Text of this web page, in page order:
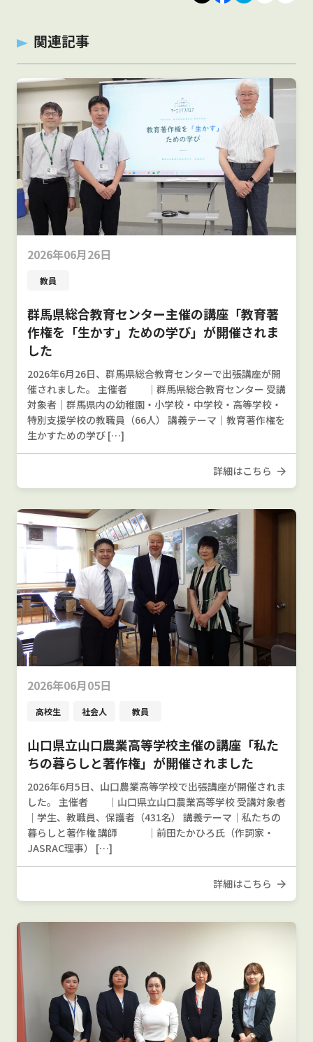
関連記事
2026年06月26日
教員
群馬県総合教育センター主催の講座「教育著
作権を「生かす」ための学び」が開催されま
した
2026年6月26日、群馬県総合教育センターで出張講座が開
催されました。 主催者 ｜群馬県総合教育センター 受講
対象者｜群馬県内の幼稚園・小学校・中学校・高等学校・
特別支援学校の教職員（66人） 講義テーマ｜教育著作権を
生かすための学び […]
詳細はこちら
2026年06月05日
高校生 社会人 教員
山口県立山口農業高等学校主催の講座「私た
ちの暮らしと著作権」が開催されました
2026年6月5日、山口農業高等学校で出張講座が開催されま
した。 主催者 ｜山口県立山口農業高等学校 受講対象者
｜学生、教職員、保護者（431名） 講義テーマ｜私たちの
暮らしと著作権 講師 ｜前田たかひろ氏（作詞家・
JASRAC理事） […]
詳細はこちら